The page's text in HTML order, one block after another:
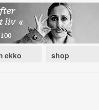
ekko shop